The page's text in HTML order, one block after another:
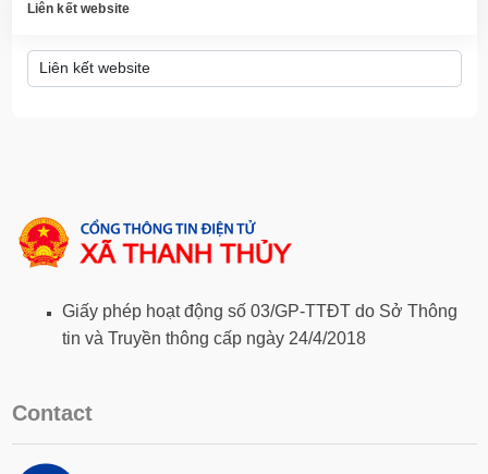
Liên kết website
Giấy phép hoạt động số 03/GP-TTĐT do Sở Thông
tin và Truyền thông cấp ngày 24/4/2018
Contact